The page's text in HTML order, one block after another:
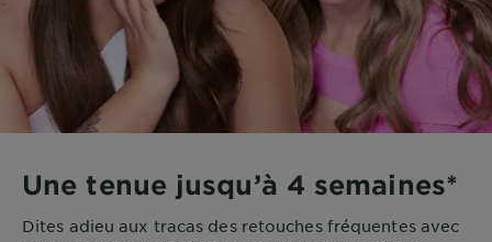
Une tenue jusqu’à 4 semaines*
Dites adieu aux tracas des retouches fréquentes avec